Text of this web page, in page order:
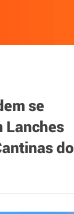
se
do